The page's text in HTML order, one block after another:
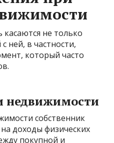
не только
ней, в частности,
который часто
недвижимости
собственник
доходы физических
покупной и